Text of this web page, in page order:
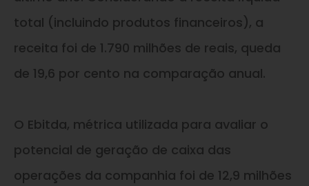
total (incluindo produtos financeiros), a
receita foi de 1.790 milhões de reais, queda
de 19,6 por cento na comparação anual.
O Ebitda, métrica utilizada para avaliar o
potencial de geração de caixa das
operações da companhia foi de 12,9 milhões